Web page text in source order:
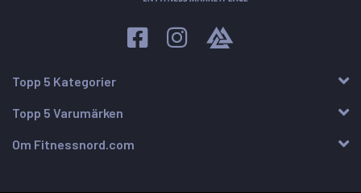
Topp 5 Kategorier
Topp 5 Varumärken
Om Fitnessnord.com